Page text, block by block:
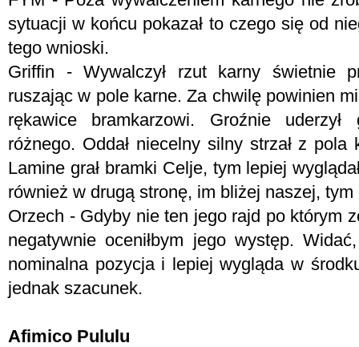
sytuacji w końcu pokazał to czego się od
tego wnioski.
Griffin - Wywalczył rzut karny świetnie
ruszając w pole karne. Za chwilę powinien
rękawice bramkarzowi. Groźnie
różnego. Oddał niecelny silny strzał z
Lamine grał bramki Celje, tym lepiej
również w drugą stronę, im bliżej naszej, tym
Orzech - Gdyby nie ten jego rajd po którym
negatywnie oceniłbym jego występ.
nominalna pozycja i lepiej wygląda w
jednak szacunek.
Afimico Pululu